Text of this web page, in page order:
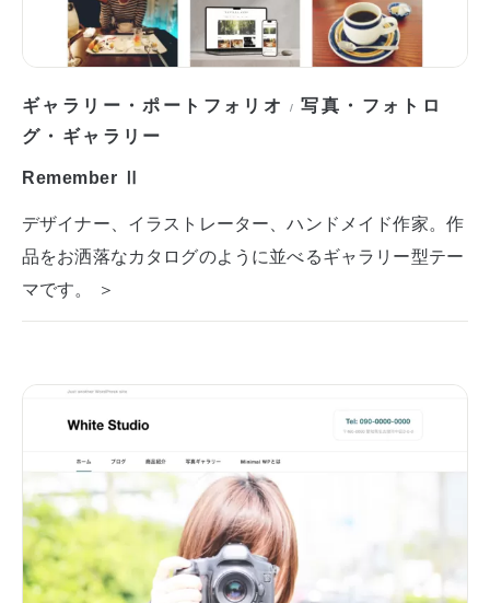
ギャラリー・ポートフォリオ /写真・フォトロ
グ・ギャラリー
Remember Ⅱ
デザイナー、イラストレーター、ハンドメイド作家。作
品をお洒落なカタログのように並べるギャラリー型テー
マです。 ＞